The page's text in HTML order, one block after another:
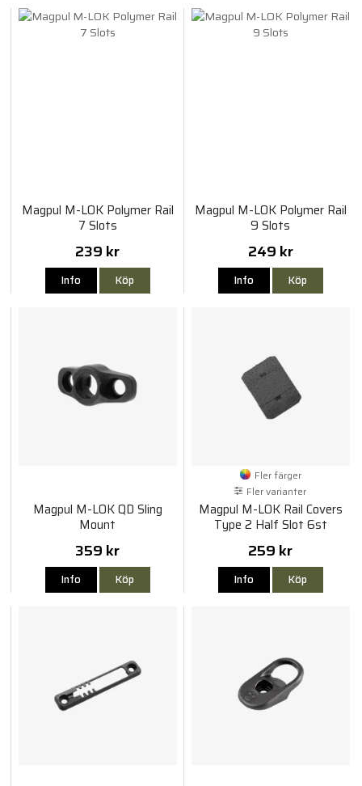
Magpul M-LOK Polymer Rail
7 Slots
239 kr
Info Köp
Magpul M-LOK Polymer Rail
9 Slots
249 kr
Info Köp
Magpul M-LOK QD Sling
Mount
359 kr
Info Köp
Fler färger
Fler varianter
Magpul M-LOK Rail Covers
Type 2 Half Slot 6st
259 kr
Info Köp